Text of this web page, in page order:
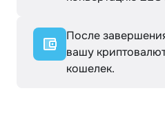
После
вашу
кошелек.